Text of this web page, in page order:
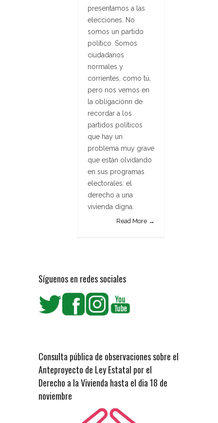
presentamos a las
elecciones. No
somos un partido
político. Somos
ciudadanos
normales y
corrientes, como tú,
pero nos vemos en
la obligaciónn de
recordar a los
partidos políticos
que hay un
problema muy grave
que están olvidando
en sus programas
electorales: el
derecho a una
vivienda digna.
Read More →
Síguenos en redes sociales
Consulta pública de observaciones sobre el
Anteproyecto de Ley Estatal por el
Derecho a la Vivienda hasta el dia 18 de
noviembre